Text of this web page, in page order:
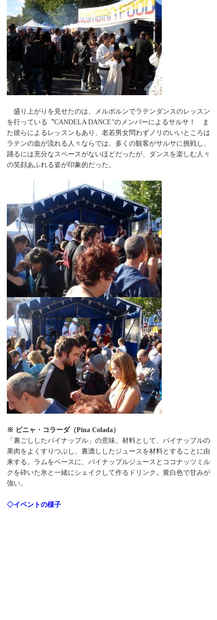
盛り上がりを見せたのは、メルボルンでラテンダンスのレッスン
を行っている〝CANDELA DANCE”のメンバーによるサルサ！ ま
た彼らによるレッスンもあり、老若男女問わずノリのいいところは
ラテンの血が流れる人々ならでは。多くの観客がサルサに挑戦し、
踊るには充分なスペースがないほどだったが、ダンスを楽しむ人々
の笑顔あふれる姿が印象的だった。
※ ピニャ・コラーダ（Pina Colada）
「裏ごししたパイナップル」の意味。材料として、パイナップルの
果肉をよくすりつぶし、裏漉ししたジュースを材料とすることに由
来する。ラムをベースに、パイナップルジュースとココナッツミル
クを砕いた氷と一緒にシェイクして作るドリンク。黄白色で甘みが
強い。
◇イベントの様子